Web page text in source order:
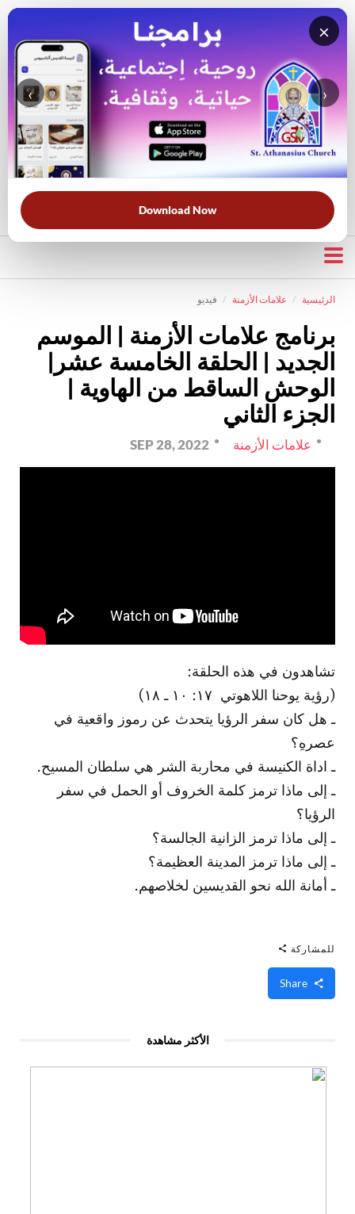
×
‹ ›
Download Now
قناة الراعي الصالح
الخلاص الحرب الروحية
الرئيسية علامات الأزمنة فيديو
برنامج علامات الأزمنة | الموسم
الجديد | الحلقة الخامسة عشر|
الوحش الساقط من الهاوية |
الجزء الثاني
علامات الأزمنة SEP 28, 2022
تشاهدون في هذه الحلقة:
(رؤية يوحنا اللاهوتي ١٧: ١٠ ـ ١٨)
ـ هل كان سفر الرؤيا يتحدث عن رموز واقعية في
عصرهِ؟
ـ اداة الكنيسة في محاربة الشر هي سلطان المسيح.
ـ إلى ماذا ترمز كلمة الخروف أو الحمل في سفر
الرؤيا؟
ـ إلى ماذا ترمز الزانية الجالسة؟
ـ إلى ماذا ترمز المدينة العظيمة؟
ـ أمانة الله نحو القديسين لخلاصهم.
للمشاركة
الأكثر مشاهدة